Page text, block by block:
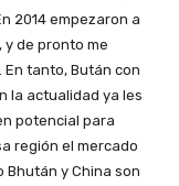
2014 empezaron a
y de pronto me
tanto, Bután con
la actualidad ya les
potencial para
región el mercado
Bhután y China son